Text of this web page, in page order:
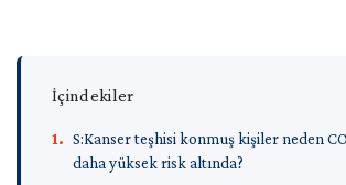
İçindekiler
S:Kanser teşhisi konmuş kişiler neden
daha yüksek risk altında?